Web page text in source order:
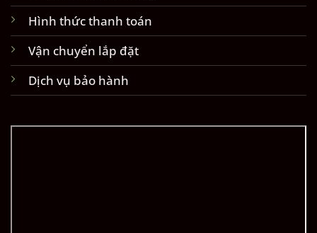
Hình thức thanh toán
Vận chuyển lắp đặt
Dịch vụ bảo hành